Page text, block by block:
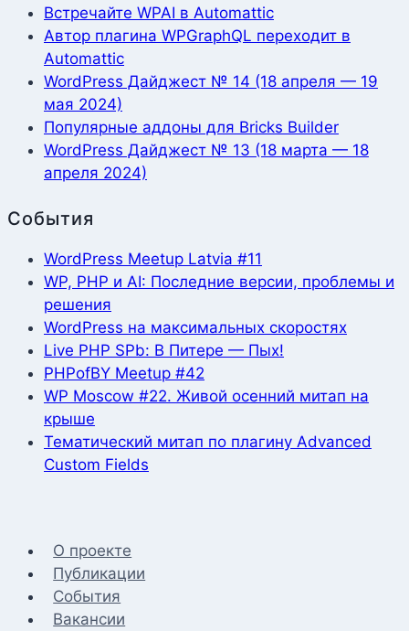
Встречайте WPAI в Automattic
Автор плагина WPGraphQL переходит в
Automattic
WordPress Дайджест № 14 (18 апреля — 19
мая 2024)
Популярные аддоны для Bricks Builder
WordPress Дайджест № 13 (18 марта — 18
апреля 2024)
События
WordPress Meetup Latvia #11
WP, PHP и AI: Последние версии, проблемы и
решения
WordPress на максимальных скоростях
Live PHP SPb: В Питере — Пых!
PHPofBY Meetup #42
WP Moscow #22. Живой осенний митап на
крыше
Тематический митап по плагину Advanced
Custom Fields
О проекте
Публикации
События
Вакансии